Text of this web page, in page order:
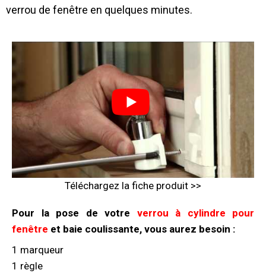
verrou de fenêtre en quelques minutes.
Téléchargez la fiche produit >>
Pour la pose de votre verrou à cylindre pour
fenêtre et baie coulissante, vous aurez besoin :
1 marqueur
1 règle